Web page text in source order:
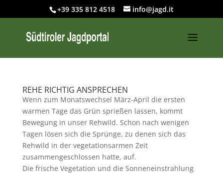
+39 335 812 4518 info@jagd.it
REHE RICHTIG ANSPRECHEN
Wenn zum Monatswechsel März-April die ersten
warmen Tage das Grün sprießen lassen, kommt
Bewegung in unser Rehwild. Schon nach wenigen
Tagen lösen sich die Sprünge, zu denen sich das
Rehwild in der vegetationsarmen Zeit
zusammengeschlossen hatte, auf.
Die frische Vegetation und die Sonneneinstrahlung